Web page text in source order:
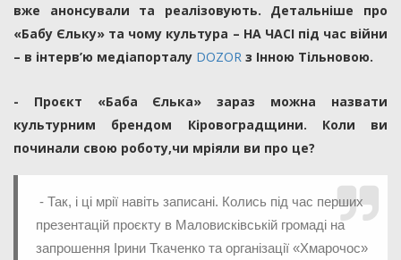
вже анонсували та реалізовують. Детальніше про
«Бабу Єльку» та чому культура – НА ЧАСІ під час війни
– в інтерв’ю медіапорталу DOZOR з Інною Тільновою.
- Проєкт «Баба Єлька» зараз можна назвати
культурним брендом Кіровоградщини. Коли ви
починали свою роботу,чи мріяли ви про це?
- Так, і ці мрії навіть записані. Колись під час перших
презентацій проєкту в Маловисківській громаді на
запрошення Ірини Ткаченко та організації «Хмарочос»